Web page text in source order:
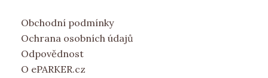
Obchodní podmínky
Ochrana osobních údajů
Odpovědnost
O ePARKER.cz